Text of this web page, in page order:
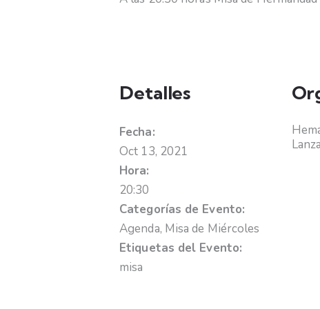
Detalles
Fecha:
Oct 13, 2021
Hora:
20:30
Categorías de Evento:
Agenda, Misa de Miércoles
Etiquetas del Evento:
misa